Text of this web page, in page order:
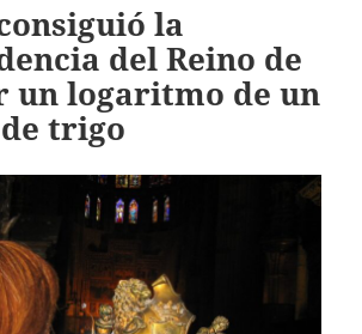
la
del Reino de
un logaritmo de un
trigo